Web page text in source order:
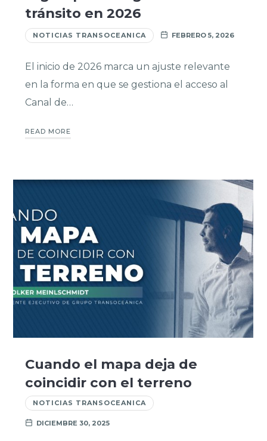
tránsito en 2026
NOTICIAS TRANSOCEANICA FEBRERO 5, 2026
El inicio de 2026 marca un ajuste relevante
en la forma en que se gestiona el acceso al
Canal de…
READ MORE
Cuando el mapa deja de
coincidir con el terreno
NOTICIAS TRANSOCEANICA
DICIEMBRE 30, 2025